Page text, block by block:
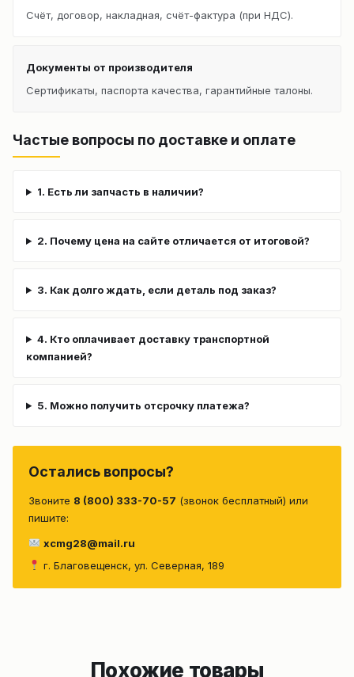
Счёт, договор, накладная, счёт-фактура (при НДС).
Документы от производителя
Сертификаты, паспорта качества, гарантийные талоны.
Частые вопросы по доставке и оплате
1. Есть ли запчасть в наличии?
2. Почему цена на сайте отличается от итоговой?
3. Как долго ждать, если деталь под заказ?
4. Кто оплачивает доставку транспортной
компанией?
5. Можно получить отсрочку платежа?
Остались вопросы?
Звоните 8 (800) 333-70-57 (звонок бесплатный) или
пишите:
xcmg28@mail.ru
г. Благовещенск, ул. Северная, 189
Похожие товары